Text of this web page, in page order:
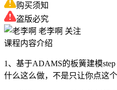
购买须知
盗版必究
老李啊 关注
课程内容介绍
1、基于ADAMS的板簧建模
什么这么做，不是只让你点这个